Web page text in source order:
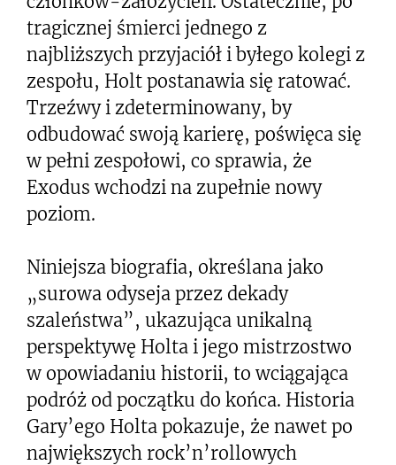
tragicznej śmierci jednego z
najbliższych przyjaciół i byłego kolegi z
zespołu, Holt postanawia się ratować.
Trzeźwy i zdeterminowany, by
odbudować swoją karierę, poświęca się
w pełni zespołowi, co sprawia, że
Exodus wchodzi na zupełnie nowy
poziom.
Niniejsza biografia, określana jako
„surowa odyseja przez dekady
szaleństwa”, ukazująca unikalną
perspektywę Holta i jego mistrzostwo
w opowiadaniu historii, to wciągająca
podróż od początku do końca. Historia
Gary’ego Holta pokazuje, że nawet po
największych rock’n’rollowych